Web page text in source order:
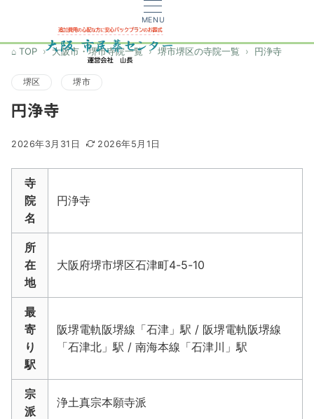
MENU
TOP 大阪市・堺市寺院一覧 堺市堺区の寺院一覧 円浄寺
堺区 堺市
円浄寺
2026年3月31日 2026年5月1日
寺
院
名
円浄寺
所
在
地
大阪府堺市堺区石津町4-5-10
最
寄
り
駅
阪堺電軌阪堺線「石津」駅 / 阪堺電軌阪堺線
「石津北」駅 / 南海本線「石津川」駅
宗
派
浄土真宗本願寺派